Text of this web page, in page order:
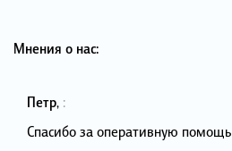
Мнения о нас:
Петр, :
Спасибо за оперативную помощь